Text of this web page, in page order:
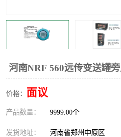
河南NRF 560远传变送罐
价格： 面议
产品数量： 9999.00个
发货地址： 河南省郑州中原区